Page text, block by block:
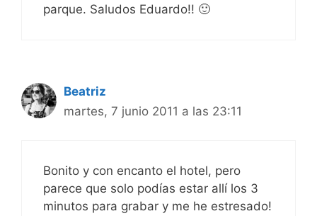
parque. Saludos Eduardo!! 🙂
Beatriz
martes, 7 junio 2011 a las 23:11
Bonito y con encanto el hotel, pero
parece que solo podías estar allí los 3
minutos para grabar y me he estresado!